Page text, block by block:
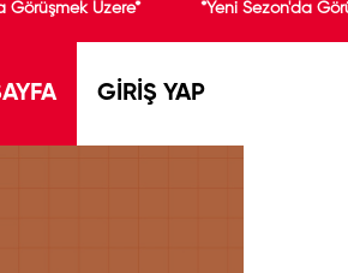
Görüşmek Üzere* *Yeni Sezon'da
GİRİŞ YAP